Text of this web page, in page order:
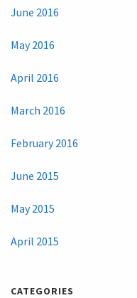
June 2016
May 2016
April 2016
March 2016
February 2016
June 2015
May 2015
April 2015
CATEGORIES